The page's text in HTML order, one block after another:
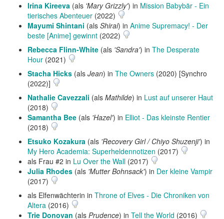
Irina Kireeva (als 'Mary Grizzly') in Mission Babybär - Ein
tierisches Abenteuer (2022)
Mayumi Shintani (als Shirai) in Anime Supremacy! - Der
beste [Anime] gewinnt (2022)
Rebecca Flinn-White (als 'Sandra') in The Desperate
Hour (2021)
Stacha Hicks (als Jean) in The Owners (2020) [Synchro
(2022)]
Nathalie Cavezzali (als Mathilde) in Lust auf unserer Haut
(2018)
Samantha Bee (als 'Hazel') in Elliot - Das kleinste Rentier
(2018)
Etsuko Kozakura (als 'Recovery Girl / Chiyo Shuzenji') in
My Hero Academia: Superheldennotizen (2017)
als Frau #2 in Lu Over the Wall (2017)
Julia Rhodes (als 'Mutter Bohnsack') in Der kleine Vampir
(2017)
als Elfenwächterin in Throne of Elves - Die Chroniken von
Altera (2016)
Trie Donovan (als Prudence) in Tell the World (2016)